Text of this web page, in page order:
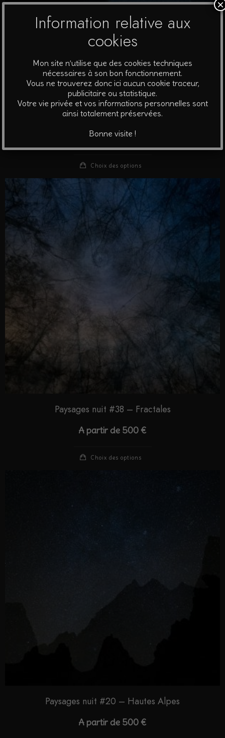
Paysages nuit #36 – Forêt
A partir de500
Choix des options
Paysages nuit #38 – Fractales
A partir de 500 €
Choix des options
Paysages nuit #20 – Hautes Alpes
A partir de 500 €
Information relative aux
cookies
Mon site n’utilise que des cookies techniques
nécessaires à son bon fonctionnement.
Vous ne trouverez donc ici aucun cookie traceur,
publicitaire ou statistique.
Votre vie privée et vos informations personnelles sont
ainsi totalement préservées.
Bonne visite !
×